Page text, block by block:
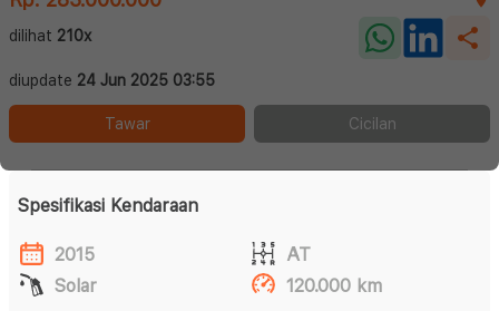
dilihat 210x
diupdate 24 Jun 2025 03:55
Tawar Cicilan
Spesifikasi Kendaraan
2015
AT
Solar
120.000 km